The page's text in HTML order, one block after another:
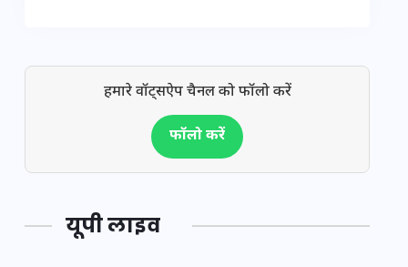
हमारे वॉट्सऐप चैनल को फॉलो करें
फॉलो करें
यूपी लाइव